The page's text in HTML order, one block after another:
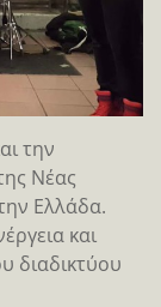
την
Νέας
Ελλάδα.
και
διαδικτύου